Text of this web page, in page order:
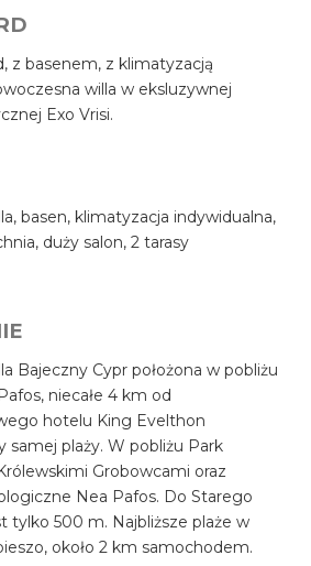
z basenem, z klimatyzacją
willa w eksluzywnej
Exo Vrisi.
basen, klimatyzacja indywidualna,
duży salon, 2 tarasy
Bajeczny Cypr położona w pobliżu
niecałe 4 km od
hotelu King Evelthon
samej plaży. W pobliżu Park
Grobowcami oraz
Nea Pafos. Do Starego
tylko 500 m. Najbliższe plaże w
około 2 km samochodem.